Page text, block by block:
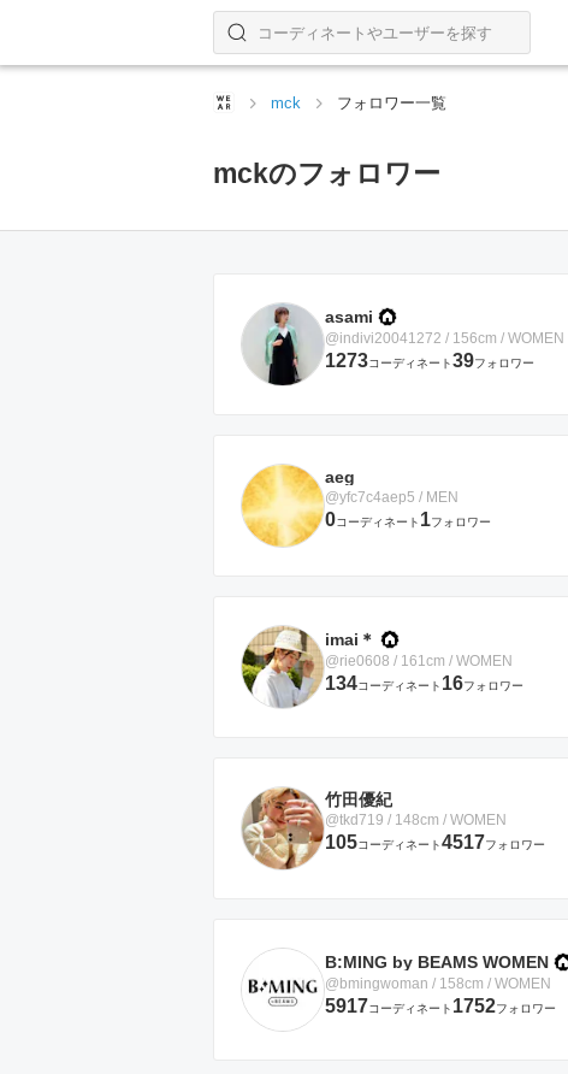
コーディネートやユーザーを探す
検索する
mck フォロワー一覧
mckのフォロワー
asami
@indivi20041272 / 156cm / WOMEN
1273コーディネート39フォロワー
aeg
@yfc7c4aep5 / MEN
0コーディネート 1フォロワー
imai＊
@rie0608 / 161cm / WOMEN
134コーディネート 16フォロワー
竹田優紀
@tkd719 / 148cm / WOMEN
105コーディネート4517フォロワー
B:MING by BEAMS WOMEN
@bmingwoman / 158cm / WOMEN
5917コーディネート 1752フォロワー